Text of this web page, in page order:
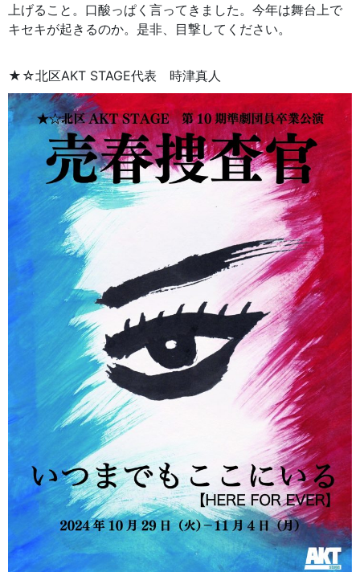
上げること。口酸っぱく言ってきました。今年は舞台上で
キセキが起きるのか。是非、目撃してください。
★☆北区AKT STAGE代表 時津真人